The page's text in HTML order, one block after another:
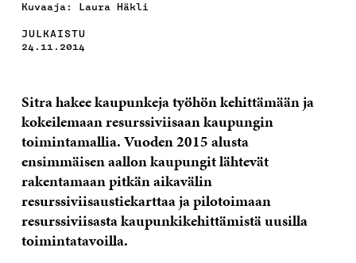
Kuvaaja: Laura Häkli
JULKAISTU
24.11.2014
Sitra hakee kaupunkeja työhön kehittämään ja
kokeilemaan resurssiviisaan kaupungin
toimintamallia. Vuoden 2015 alusta
ensimmäisen aallon kaupungit lähtevät
rakentamaan pitkän aikavälin
resurssiviisaustiekarttaa ja pilotoimaan
resurssiviisasta kaupunkikehittämistä uusilla
toimintatavoilla.